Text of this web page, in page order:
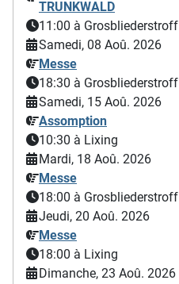
TRUNKWALD
11:00 à Grosbliederstroff
Samedi, 08 Aoû. 2026
Messe
18:30 à Grosbliederstroff
Samedi, 15 Aoû. 2026
Assomption
10:30 à Lixing
Mardi, 18 Aoû. 2026
Messe
18:00 à Grosbliederstroff
Jeudi, 20 Aoû. 2026
Messe
18:00 à Lixing
Dimanche, 23 Aoû. 2026